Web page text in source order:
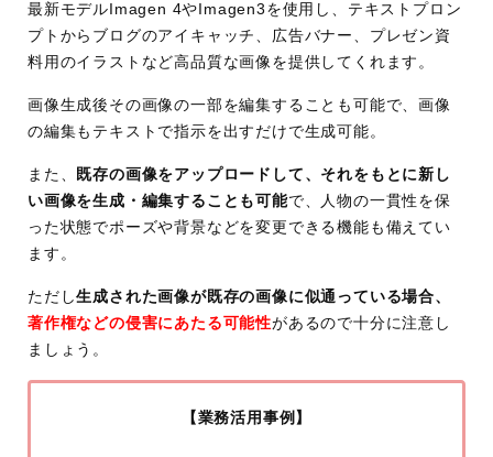
最新モデルImagen 4やImagen3を使用し、テキストプロン
プトからブログのアイキャッチ、広告バナー、プレゼン資
料用のイラストなど高品質な画像を提供してくれます。
画像生成後その画像の一部を編集することも可能で、画像
の編集もテキストで指示を出すだけで生成可能。
また、
既存の画像をアップロードして、それをもとに新し
い画像を生成・編集することも可能で、人物の一貫性を保
った状態でポーズや背景などを変更できる機能も備えてい
ます。
ただし生成された画像が既存の画像に似通っている場合、
著作権などの侵害にあたる可能性があるので十分に注意し
ましょう。
【業務活用事例】